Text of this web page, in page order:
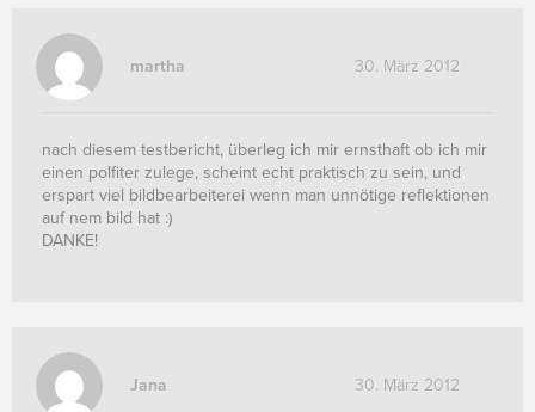
martha 30. März 2012
nach diesem testbericht, überleg ich mir ernsthaft ob ich mir
einen polfiter zulege, scheint echt praktisch zu sein, und
erspart viel bildbearbeiterei wenn man unnötige reflektionen
auf nem bild hat :)
DANKE!
Jana 30. März 2012